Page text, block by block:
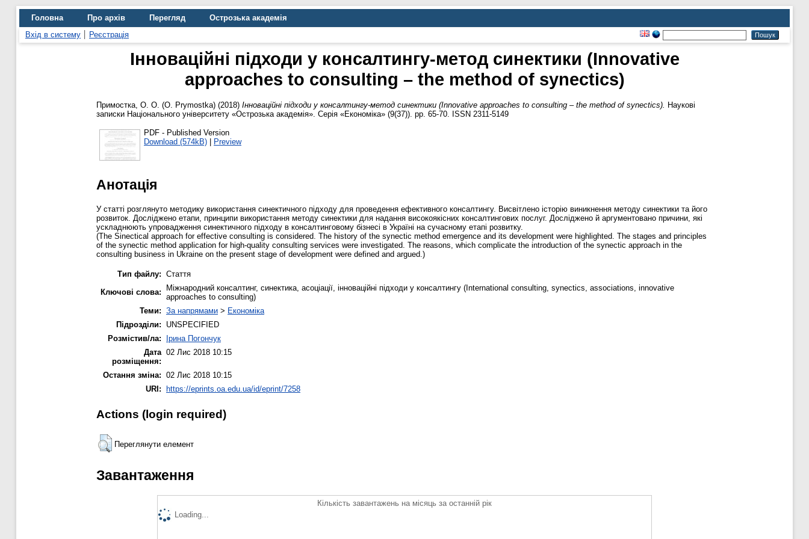
Головна Про архів Перегляд
Острозька академія
Вхід в систему
Реєстрація
Інноваційні підходи у консалтингу-метод синектики (Innovative
approaches to consulting – the method of synectics)
Примостка, O. O. (O. Prymostka) (2018) Інноваційні підходи у консалтингу-метод синектики (Innovative approaches to consulting – the method of synectics).
Наукові
записки Національного університету «Острозька академія». Серія «Економіка» (9(37)). pp. 65-70. ISSN 2311-5149
PDF - Published Version
Download (574kB) | Preview
Анотація
У статті розглянуто методику використання синектичного підходу для проведення ефективного консалтингу. Висвітлено історію виникнення методу синектики та його
розвиток. Досліджено етапи, принципи використання методу синектики для надання високоякісних консалтингових послуг. Досліджено й аргументовано причини, які
ускладнюють упровадження синектичного підходу в консалтинговому бізнесі в Україні на сучасному етапі розвитку.
(The Sinectical approach for effective consulting is considered. The history of the synectic method emergence and its development were highlighted. The stages and principles
of the synectic method application for high-quality consulting services were investigated. The reasons, which complicate the introduction of the synectic approach in the
consulting business in Ukraine on the present stage of development were defined and argued.)
Тип файлу: Стаття
Ключові слова:
Міжнародний консалтинг, синектика, асоціації, інноваційні підходи у консалтингу (International consulting, synectics, associations, innovative
approaches to consulting)
Теми: За напрямами > Економіка
Підрозділи:
UNSPECIFIED
Розмістив/ла:
Ірина Погончук
Дата
розміщення:
02 Лис 2018 10:15
Остання зміна: 02 Лис 2018 10:15
URI: https://eprints.oa.edu.ua/id/eprint/7258
Actions (login required)
Переглянути елемент
Завантаження
Кількість завантажень на місяць за останній рік
Loading...